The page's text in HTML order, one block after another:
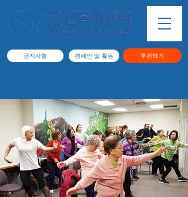
공지사항 캠페인 및 활동 후원하기